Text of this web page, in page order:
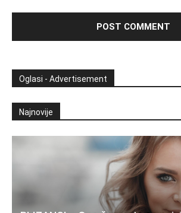
Oglasi - Advertisement
Najnovije